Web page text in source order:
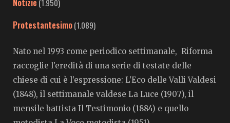
Notizie (1.950)
Protestantesimo(1.089)
Nato nel 1993 come periodico settimanale, Riforma
raccoglie l’eredità di una serie di testate delle
chiese di cui è l’espressione: L’Eco delle Valli Valdesi
(1848), il settimanale valdese La Luce (1907), il
mensile battista Il Testimonio (1884) e quello